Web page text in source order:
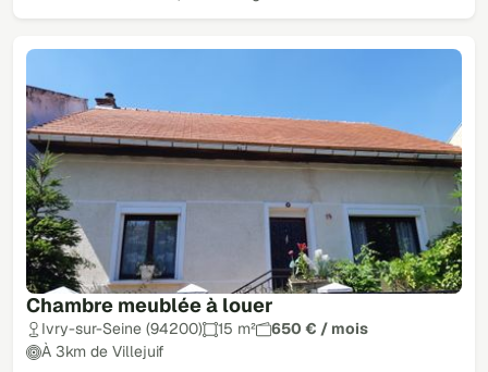
Chambre meublée à louer
Ivry-sur-Seine (94200) 15 m²
650 € / mois
À 3km de Villejuif